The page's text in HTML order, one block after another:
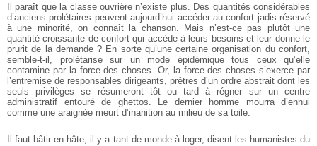
Il paraît que la classe ouvrière n’existe plus. Des quantités considérables
d’anciens prolétaires peuvent aujourd’hui accéder au confort jadis réservé
à une minorité, on connaît la chanson. Mais n’est-ce pas plutôt une
quantité croissante de confort qui accède à leurs besoins et leur donne le
prurit de la demande ? En sorte qu’une certaine organisation du confort,
semble-t-il, prolétarise sur un mode épidémique tous ceux qu’elle
contamine par la force des choses. Or, la force des choses s’exerce par
l’entremise de responsables dirigeants, prêtres d’un ordre abstrait dont les
seuls privilèges se résumeront tôt ou tard à régner sur un centre
administratif entouré de ghettos. Le dernier homme mourra d’ennui
comme une araignée meurt d’inanition au milieu de sa toile.
Il faut bâtir en hâte, il y a tant de monde à loger, disent les humanistes du